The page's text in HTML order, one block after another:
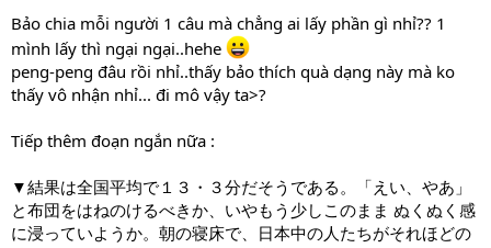
Bảo chia mỗi người 1 câu mà chẳng ai lấy phần gì nhỉ?? 1
mình lấy thì ngại ngại..hehe
peng-peng đâu rồi nhỉ..thấy bảo thích quà dạng này mà ko
thấy vô nhận nhỉ... đi mô vậy ta>?
Tiếp thêm đoạn ngắn nữa :
▼結果は全国平均で１３・３分だそうである。「えい、やあ」
と布団をはねのけるべきか、いやもう少しこのまま ぬくぬく感
に浸っていようか。朝の寝床で、日本中の人たちがそれほどの